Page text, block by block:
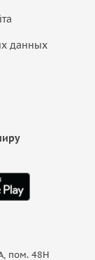
данных
пом. 48Н